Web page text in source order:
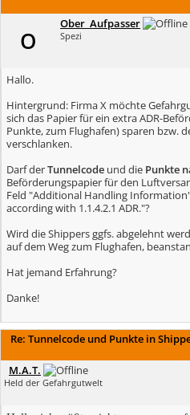
O
Ober_Aufpasser
Spezi
Hallo.
Hintergrund: Firma X möchte
sich das Papier für ein extra ADR-
Punkte, zum Flughafen) sparen bzw.
verschlanken.
Darf derTunnelcode und die Punkte
Beförderungspapier für den
Feld "Additional Handling
according with 1.1.4.2.1 ADR."?
Wird die Shippers ggfs. abgelehnt
auf dem Weg zum Flughafen,
Hat jemand Erfahrung?
Danke!
Re: Tunnelcode und Punkte in
M.A.T.
Held der Gefahrgutwelt